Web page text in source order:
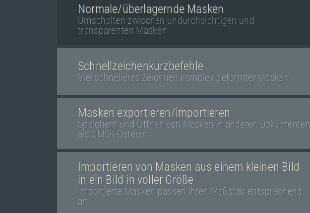
Normale/überlagernde Masken
Umschalten zwischen undurchsichtigen und
transparenten Masken
Schnellzeichenkurzbefehle
Viel schnelleres Zeichnen komplex geformter Masken
Masken exportieren/importieren
Speichern und Öffnen von Masken in anderen Dokumenten
als CMSK-Dateien
Importieren von Masken aus einem kleinen Bild
in ein Bild in voller Größe
Importierte Masken passen ihren Maßstab entsprechend
an